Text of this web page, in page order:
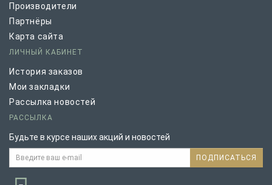
Производители
Партнёры
Карта сайта
ЛИЧНЫЙ КАБИНЕТ
История заказов
Мои закладки
Рассылка новостей
РАССЫЛКА
Будьте в курсе наших акций и новостей
ПОДПИСАТЬСЯ